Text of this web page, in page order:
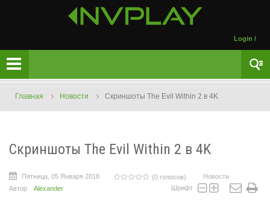
Login /
Главная Новости Скриншоты The Evil Within 2 в 4K
Скриншоты The Evil Within 2 в 4K
Пятница, 05 Января 2018 (0 голосов)
Новости
Автор
Alexander Шрифт